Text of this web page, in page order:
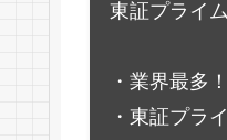
東証プライ
・業界最多
・東証プラ